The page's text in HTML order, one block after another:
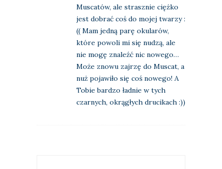
Muscatów, ale strasznie ciężko
jest dobrać coś do mojej twarzy :
(( Mam jedną parę okularów,
które powoli mi się nudzą, ale
nie mogę znaleźć nic nowego…
Może znowu zajrzę do Muscat, a
nuż pojawiło się coś nowego! A
Tobie bardzo ładnie w tych
czarnych, okrągłych drucikach :))